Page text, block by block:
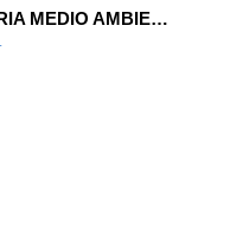
CUÑA PUBLICITARIA MEDIO AMBIENTE 5